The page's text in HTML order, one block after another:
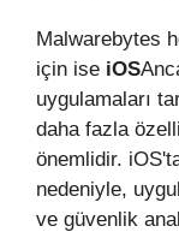
Malwarebytes
için ise iOS
uygulamaları
daha fazla
önemlidir.
nedeniyle,
ve güvenlik